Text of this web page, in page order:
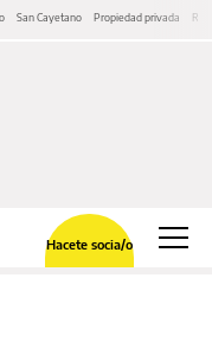
San Cayetano Propiedad privada
Hacete socia/o